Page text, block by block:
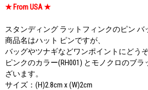
★ From USA ★
スタンディング ラットフィンクのピン バ
商品名はハット ピンですが、
バッグやツナギなどワンポイントにどうぞ
ピンクのカラー(RH001) とモノクロのブラ
ざいます。
サイズ：(H)2.8cm x (W)2cm